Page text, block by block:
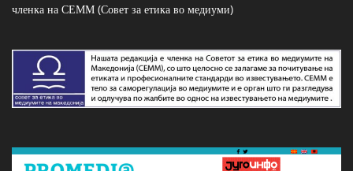
членка на СЕММ (Совет за етика во медиуми)